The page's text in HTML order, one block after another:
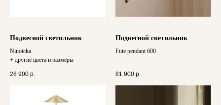
Подвесной светильник
Ninotcka
+ другие цвета и размеры
28 900 р.
Подвесной светильник
Fute pendant 600
81 900 р.